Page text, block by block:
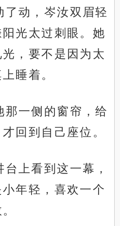
了动，岑汝双眉轻
光太过刺眼。她
，要不是因为太
睡着。
那一侧的窗帘，给
回到自己座位。
上看到这一幕，
年轻，喜欢一个